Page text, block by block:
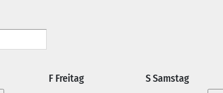
F Freitag SSamstag